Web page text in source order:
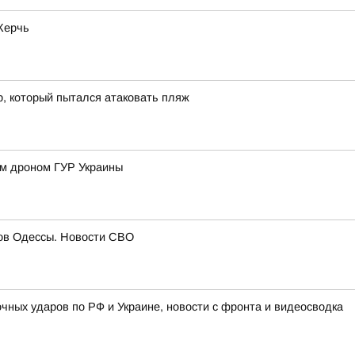
который пытался атаковать пляж
дроном ГУР Украины
Одессы. Новости СВО
ударов по РФ и Украине, новости с фронта и видеосводка